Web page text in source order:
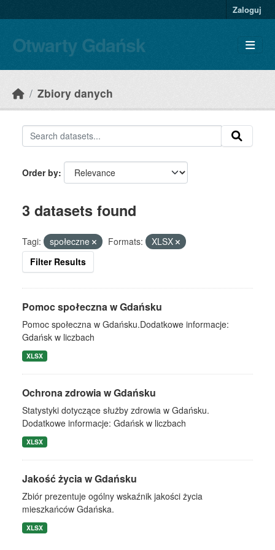
Zaloguj
Otwarty Gdańsk
Zbiory danych
Order by
3 datasets found
Tagi: społeczne Formats:
XLSX
Filter Results
Pomoc społeczna w Gdańsku
Pomoc społeczna w Gdańsku.Dodatkowe informacje:
Gdańsk w liczbach
XLSX
Ochrona zdrowia w Gdańsku
Statystyki dotyczące służby zdrowia w Gdańsku.
Dodatkowe informacje: Gdańsk w liczbach
XLSX
Jakość życia w Gdańsku
Zbiór prezentuje ogólny wskaźnik jakości życia
mieszkańców Gdańska.
XLSX